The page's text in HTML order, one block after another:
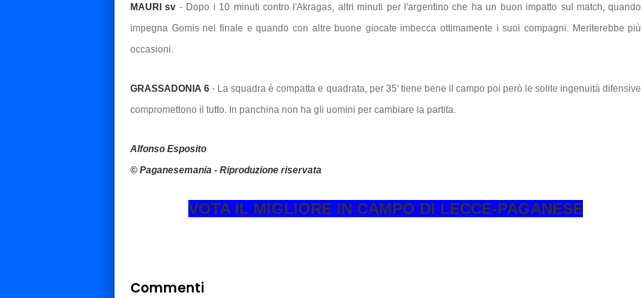
MAURI sv - Dopo i 10 minuti contro l'Akragas, altri minuti per l'argentino che ha un buon impatto sul match, quando
impegna Gomis nel finale e quando con altre buone giocate imbecca ottimamente i suoi compagni. Meriterebbe più
occasioni.
GRASSADONIA 6- La squadra è compatta e quadrata, per 35' tiene bene il campo poi però le solite ingenuità difensive
compromettono il tutto. In panchina non ha gli uomini per cambiare la partita.
Alfonso Esposito
© Paganesemania - Riproduzione riservata
VOTA IL MIGLIORE IN CAMPO DI LECCE-PAGANESE
Commenti